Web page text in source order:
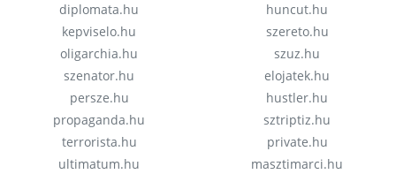
diplomata.hu
kepviselo.hu
oligarchia.hu
szenator.hu
persze.hu
propaganda.hu
terrorista.hu
ultimatum.hu
huncut.hu
szereto.hu
szuz.hu
elojatek.hu
hustler.hu
sztriptiz.hu
private.hu
masztimarci.hu